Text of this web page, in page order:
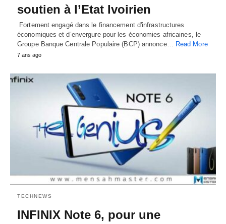
soutien à l’Etat Ivoirien
Fortement engagé dans le financement d'infrastructures
économiques et d’envergure pour les économies africaines, le
Groupe Banque Centrale Populaire (BCP) annonce… Read More
7 ans ago
TECHNEWS
INFINIX Note 6, pour une